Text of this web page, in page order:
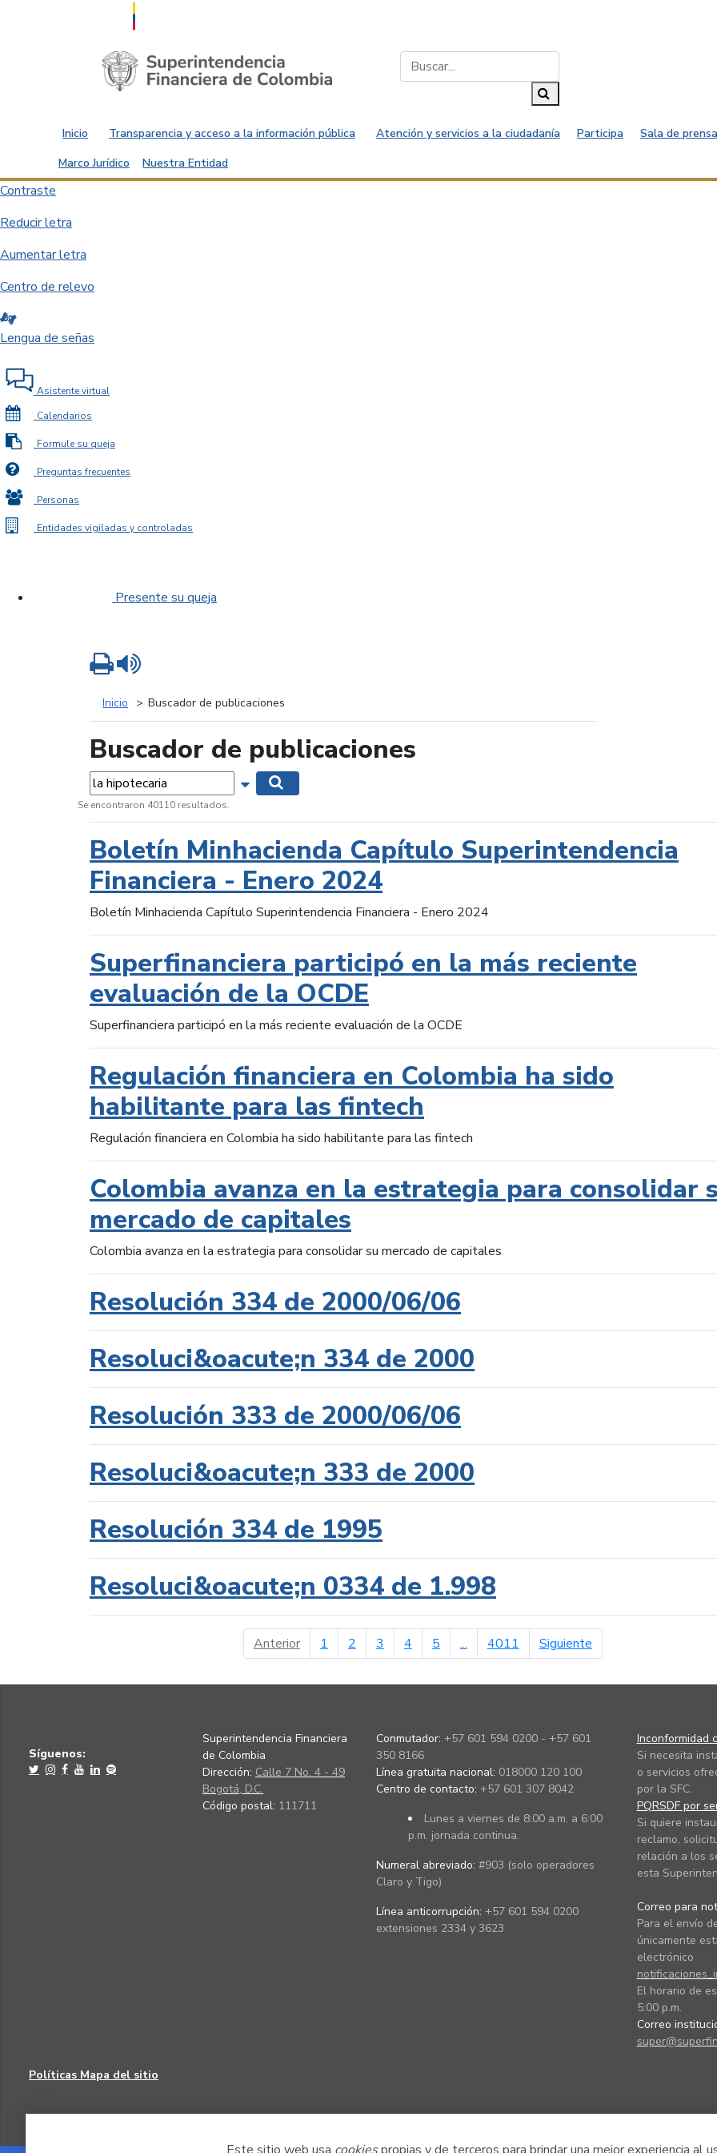
Saltar al contenido principal
Inicio Transparencia y acceso a la información pública Atención y servicios a la ciudadanía Participa
Sala de
Marco Jurídico
Nuestra Entidad
Contraste
Reducir letra
Aumentar letra
Centro de relevo
Lengua de señas
Asistente virtual
Calendarios
Formule su queja
Preguntas frecuentes
Personas
Entidades vigiladas y controladas
Presente su queja
Inicio Buscador de publicaciones
Buscador de publicaciones
Palabras... Mostrar opciones de búsqueda
Se encontraron 40110 resultados.
Boletín Minhacienda Capítulo Superintendencia
Financiera - Enero 2024
Boletín Minhacienda Capítulo Superintendencia Financiera - Enero 2024
Superfinanciera participó en la más reciente
evaluación de la OCDE
Superfinanciera participó en la más reciente evaluación de la OCDE
Regulación financiera en Colombia ha sido
habilitante para las fintech
Regulación financiera en Colombia ha sido habilitante para las fintech
Colombia avanza en la estrategia para consolidar
mercado de capitales
Colombia avanza en la estrategia para consolidar su mercado de capitales
Resolución 334 de 2000/06/06
Resoluci&oacute;n 334 de 2000
Resolución 333 de 2000/06/06
Resoluci&oacute;n 333 de 2000
Resolución 334 de 1995
Resoluci&oacute;n 0334 de 1.998
Anteriorpágina anterior
1 2 3 4 5 ... 4011 Siguientepágina siguiente
Imprimir
Síguenos:
Superintendencia Financiera
de Colombia
Dirección: Calle 7 No. 4 - 49
Bogotá, D.C.
Código postal: 111711
Conmutador: +57 601 594 0200 - +57 601
350 8166
Línea gratuita nacional: 018000 120 100
Centro de contacto: +57 601 307 8042
Lunes a viernes de 8:00 a.m. a 6:00
p.m. jornada continua.
Numeral abreviado: #903 (solo operadores
Claro y Tigo)
Línea anticorrupción: +57 601 594 0200
extensiones 2334 y 3623
Inconformidad
Si necesita
o servicios
por la SFC.
PQRSDF por
Si quiere
reclamo,
relación a los
esta
Correo para
Para el envío
únicamente
electrónico
El horario de
5:00 p.m.
Correo
Políticas Mapa del sitio